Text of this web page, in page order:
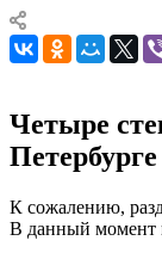
Четыре
Петербурге
К сожалению,
В данный момент